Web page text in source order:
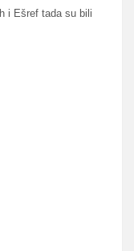
i Ešref tada su bili